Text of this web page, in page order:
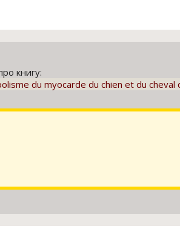
книгу:
du myocarde du chien et du